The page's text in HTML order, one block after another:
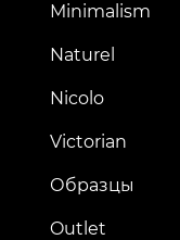
Minimalism
Naturel
Nicolo
Victorian
Образцы
Outlet